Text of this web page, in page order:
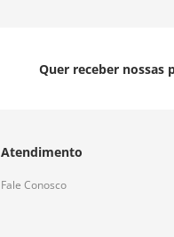
Quer receber nossas
Atendimento
Fale Conosco